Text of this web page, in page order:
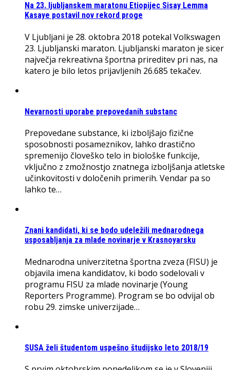
Na 23. ljubljanskem maratonu Etiopijec Sisay Lemma
Kasaye postavil nov rekord proge
V Ljubljani je 28. oktobra 2018 potekal Volkswagen
23. Ljubljanski maraton. Ljubljanski maraton je sicer
največja rekreativna športna prireditev pri nas, na
katero je bilo letos prijavljenih 26.685 tekačev.
Nevarnosti uporabe prepovedanih substanc
Prepovedane substance, ki izboljšajo fizične
sposobnosti posameznikov, lahko drastično
spremenijo človeško telo in biološke funkcije,
vključno z zmožnostjo znatnega izboljšanja atletske
učinkovitosti v določenih primerih. Vendar pa so
lahko te…
Znani kandidati, ki se bodo udeležili mednarodnega
usposabljanja za mlade novinarje v Krasnoyarsku
Mednarodna univerzitetna športna zveza (FISU) je
objavila imena kandidatov, ki bodo sodelovali v
programu FISU za mlade novinarje (Young
Reporters Programme). Program se bo odvijal ob
robu 29. zimske univerzijade…
SUSA želi študentom uspešno študijsko leto 2018/19